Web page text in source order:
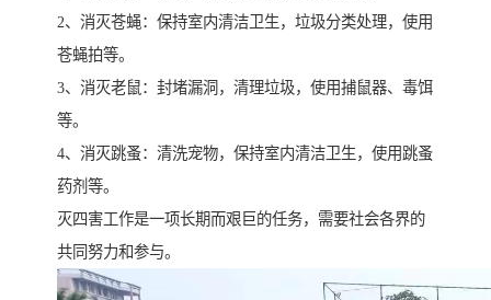
2、消灭苍蝇：保持室内清洁卫生，垃圾分类处理，使用
苍蝇拍等。
3、消灭老鼠：封堵漏洞，清理垃圾，使用捕鼠器、毒饵
等。
4、消灭跳蚤：清洗宠物，保持室内清洁卫生，使用跳蚤
药剂等。
灭四害工作是一项长期而艰巨的任务，需要社会各界的
共同努力和参与。